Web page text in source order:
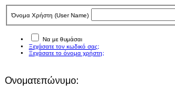
Όνομα Χρήστη (User Νame)
Να με θυμάσαι
Ξεχάσατε τον κωδικό σας;
Ξεχάσατε το όνομα χρήστη;
Ονοματεπώνυμο: